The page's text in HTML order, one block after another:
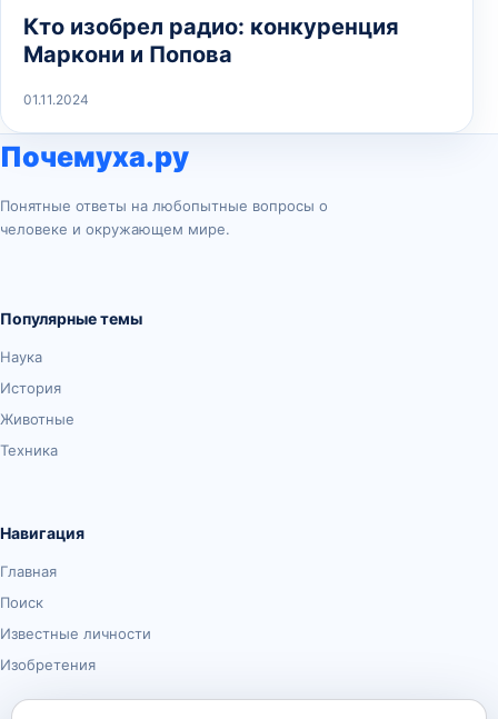
Кто изобрел радио: конкуренция
Маркони и Попова
01.11.2024
Почемуха.ру
Понятные ответы на любопытные вопросы о
человеке и окружающем мире.
Популярные темы
Наука
История
Животные
Техника
Навигация
Главная
Поиск
Известные личности
Изобретения